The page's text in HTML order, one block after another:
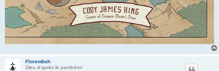
Florentbzh
Dieu d'après le panthéon